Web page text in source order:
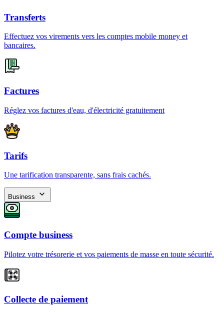
Transferts
Effectuez vos virements vers les comptes mobile money et
bancaires.
Factures
Réglez vos factures d'eau, d'électricité gratuitement
Tarifs
Une tarification transparente, sans frais cachés.
Business
Compte business
Pilotez votre trésorerie et vos paiements de masse en toute sécurité.
Collecte de paiement